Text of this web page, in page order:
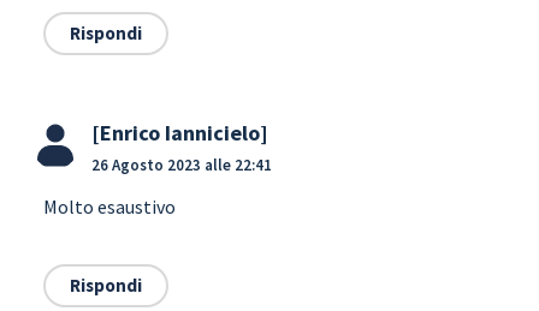
Rispondi
Enrico Iannicielo
26 Agosto 2023 alle 22:41
Molto esaustivo
Rispondi